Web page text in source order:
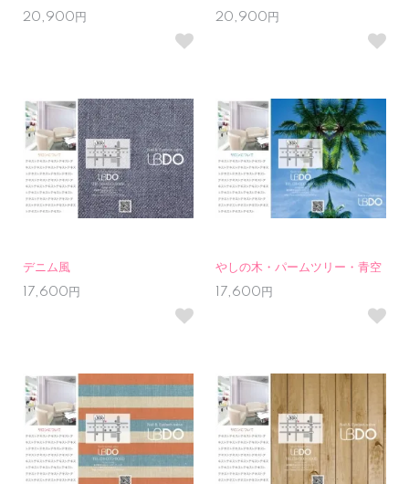
20,900円
20,900円
デニム風
17,600円
やしの木・パームツリー・青空
17,600円